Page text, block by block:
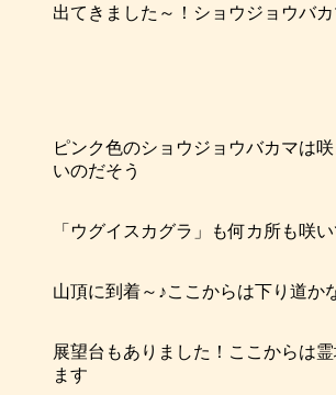
出てきました～！ショウジョウバ
ピンク色のショウジョウバカマは
いのだそう
「ウグイスカグラ」も何カ所も咲
山頂に到着～♪ここからは下り道か
展望台もありました！ここからは
ます